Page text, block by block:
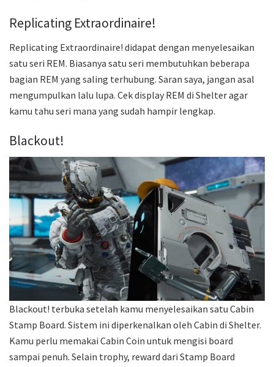
Replicating Extraordinaire!
Replicating Extraordinaire! didapat dengan menyelesaikan
satu seri REM. Biasanya satu seri membutuhkan beberapa
bagian REM yang saling terhubung. Saran saya, jangan asal
mengumpulkan lalu lupa. Cek display REM di Shelter agar
kamu tahu seri mana yang sudah hampir lengkap.
Blackout!
Blackout! terbuka setelah kamu menyelesaikan satu Cabin
Stamp Board. Sistem ini diperkenalkan oleh Cabin di Shelter.
Kamu perlu memakai Cabin Coin untuk mengisi board
sampai penuh. Selain trophy, reward dari Stamp Board